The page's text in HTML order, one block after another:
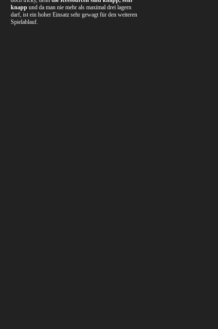
knapp und da man nie mehr als maximal drei lagern
darf, ist ein hoher Einsatz sehr gewagt für den weiteren
Spielablauf.